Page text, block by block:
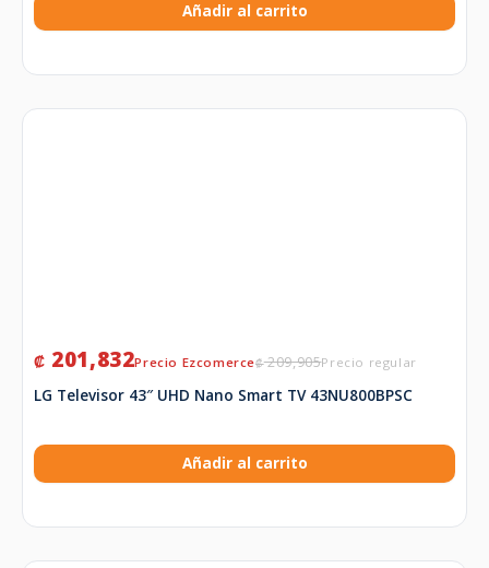
Añadir al carrito
₡209,905
₡ 201,832
LG Televisor 43″ UHD Nano Smart TV 43NU800BPSC
Añadir al carrito